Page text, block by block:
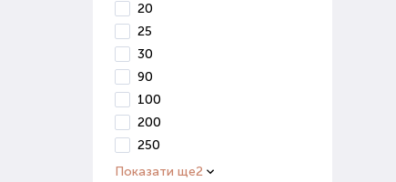
20
25
30
90
100
200
250
Показати ще2